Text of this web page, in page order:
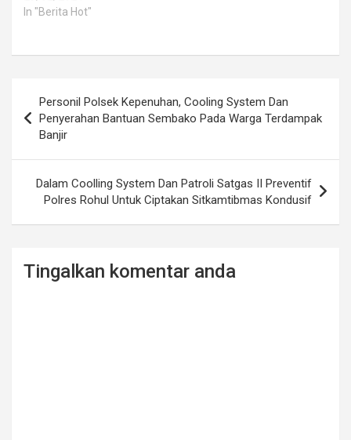
In "Berita Hot"
navigation
Personil Polsek Kepenuhan, Cooling System Dan
Penyerahan Bantuan Sembako Pada Warga Terdampak
Banjir
Dalam Coolling System Dan Patroli Satgas II Preventif
Polres Rohul Untuk Ciptakan Sitkamtibmas Kondusif
Tingalkan komentar anda